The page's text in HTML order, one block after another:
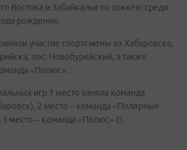
Востока и Забайкалья по хоккею среди
рождения.
участие спортсмены из Хабаровска,
пос. Новобурейский, а также
«Полюс».
игр 1 место заняла команда
2 место – команда «Полярные
3 место – команда «Полюс» (г.